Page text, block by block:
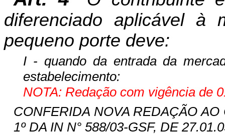
diferenciado aplicável à
pequeno porte deve:
I - quando da entrada da
estabelecimento:
NOTA: Redação com vigência de
CONFERIDA NOVA REDAÇÃO
1º DA IN N° 588/03-GSF, DE